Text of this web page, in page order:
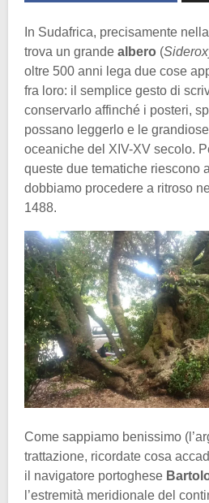
In Sudafrica, precisamente
trova un grande albero (
oltre 500 anni lega due cose
fra loro: il semplice gesto di
conservarlo affinché i posteri,
possano leggerlo e le
oceaniche del XIV-XV secolo.
queste due tematiche riescono
dobbiamo procedere a ritroso
1488.
Come sappiamo benissimo
trattazione, ricordate cosa
il navigatore portoghese
l’estremità meridionale del